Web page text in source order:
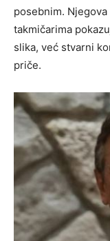
posebnim.
takmičarima
slika, već stvarni
priče.